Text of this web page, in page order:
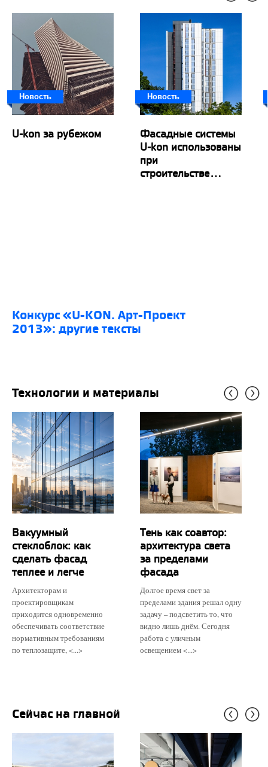
Новость
U-kon за рубежом
Новость
Фасадные системы
U-kon использованы
при
строительстве...
конкурс «U-KON. Арт-Проект
2013»: другие тексты
Технологии и материалы
Вакуумный
стеклоблок: как
сделать фасад
теплее и легче
Архитекторам и
проектировщикам
приходится одновременно
обеспечивать соответствие
нормативным требованиям
по теплозащите, <...>
Тень как соавтор:
архитектура света
за пределами
фасада
Долгое время свет за
пределами здания решал одну
задачу – подсветить то, что
видно лишь днём. Сегодня
работа с уличным
освещением <...>
Сейчас на главной